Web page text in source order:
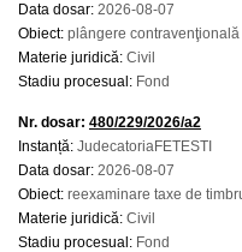
Data dosar: 2026-08-07
Obiect: plângere contravenţională
Materie juridică: Civil
Stadiu procesual: Fond
Nr. dosar: 480/229/2026/a2
Instanță: JudecatoriaFETESTI
Data dosar: 2026-08-07
Obiect: reexaminare taxe de
Materie juridică: Civil
Stadiu procesual: Fond